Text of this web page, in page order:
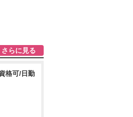
さらに見る
格可/日勤